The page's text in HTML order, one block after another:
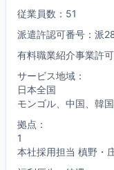
従業員数：51
派遣許認可番号：派
有料職業紹介事業許
サービス地域：
日本全国
モンゴル、中国、韓
拠点：
1
本社採用担当 槙野・